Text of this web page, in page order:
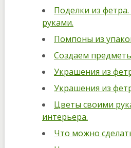
Поделки из
руками.
Помпоны из
Создаем
Украшения из
Украшения из
Цветы своими
интерьера.
Что можно